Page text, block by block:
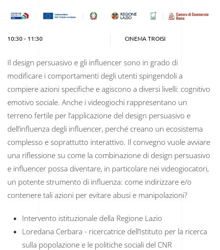
10:30 - 11:30 CINEMA TROISI
Il design persuasivo e gli influencer sono in grado di
modificare i comportamenti degli utenti spingendoli a
compiere azioni specifiche e agiscono a diversi livelli: cognitivo
emotivo sociale. Anche i videogiochi rappresentano un
terreno fertile per l’applicazione del design persuasivo e
dell’influenza degli influencer, perché creano un ecosistema
complesso e soprattutto interattivo. Il convegno vuole avviare
una riflessione su come la combinazione di design persuasivo
e influencer possa diventare, in particolare nei videogiocatori,
un potente strumento di influenza: come indirizzare e/o
contenere tali azioni per evitare abusi e manipolazioni?
Intervento istituzionale della Regione Lazio
Loredana Cerbara - ricercatrice dell’Istituto per la ricerca
sulla popolazione e le politiche sociali del CNR